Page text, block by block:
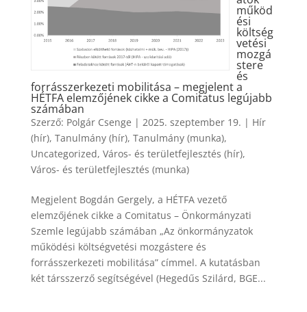
működ
ési
költség
vetési
mozgá
stere
és
forrásszerkezeti mobilitása – megjelent a
HÉTFA elemzőjének cikke a Comitatus legújabb
számában
Szerző: Polgár Csenge | 2025. szeptember 19. | Hír
(hír), Tanulmány (hír), Tanulmány (munka),
Uncategorized, Város- és területfejlesztés (hír),
Város- és területfejlesztés (munka)
Megjelent Bogdán Gergely, a HÉTFA vezető
elemzőjének cikke a Comitatus – Önkormányzati
Szemle legújabb számában „Az önkormányzatok
működési költségvetési mozgástere és
forrásszerkezeti mobilitása” címmel. A kutatásban
két társszerző segítségével (Hegedűs Szilárd, BGE...